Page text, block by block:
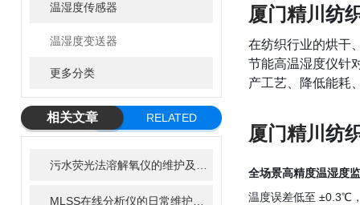
温湿度传感器
温湿度变送器
更多分类
相关文章
RELATED
厦门精川 纺
在纺织行业的烘干
节能高温湿度仪针
产工艺、降低能耗
厦门精川 纺
全场景高精度温湿度
温度误差低至 ±0.3℃